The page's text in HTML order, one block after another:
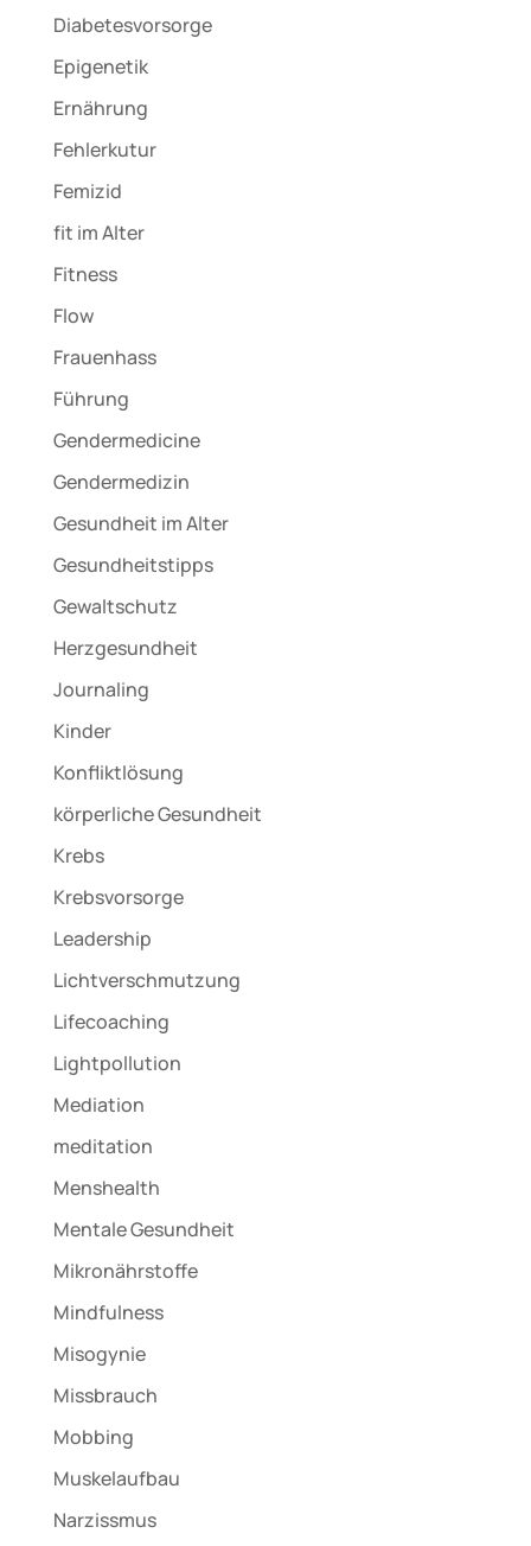
Diabetesvorsorge
Epigenetik
Ernährung
Fehlerkutur
Femizid
fit im Alter
Fitness
Flow
Frauenhass
Führung
Gendermedicine
Gendermedizin
Gesundheit im Alter
Gesundheitstipps
Gewaltschutz
Herzgesundheit
Journaling
Kinder
Konfliktlösung
körperliche Gesundheit
Krebs
Krebsvorsorge
Leadership
Lichtverschmutzung
Lifecoaching
Lightpollution
Mediation
meditation
Menshealth
Mentale Gesundheit
Mikronährstoffe
Mindfulness
Misogynie
Missbrauch
Mobbing
Muskelaufbau
Narzissmus